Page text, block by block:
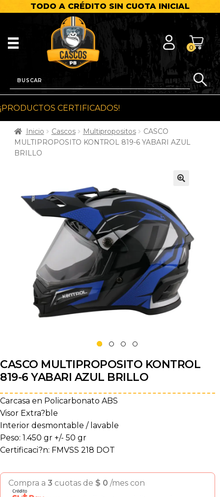
TODO A CRÉDITO SIN CUOTA INICIAL
0
¡PRODUCTOS CERTIFICADOS!
Inicio Cascos Multipropositos
CASCO
MULTIPROPOSITO KONTROL 819-6 YABARI AZUL
BRILLO
CASCO MULTIPROPOSITO KONTROL
819-6 YABARI AZUL BRILLO
Carcasa en Policarbonato ABS
Visor Extra?ble
Interior desmontable / lavable
Peso: 1.450 gr +/- 50 gr
Certificaci?n: FMVSS 218 DOT
Compra a 3 cuotas de $ 0 /mes con